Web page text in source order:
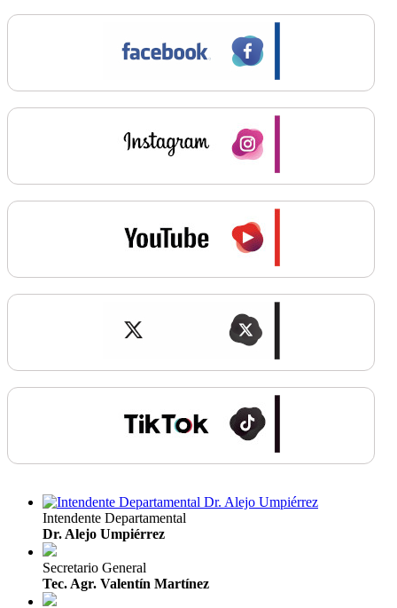
Intendente Departamental
Dr. Alejo Umpiérrez
Secretario General
Tec. Agr. Valentín Martínez